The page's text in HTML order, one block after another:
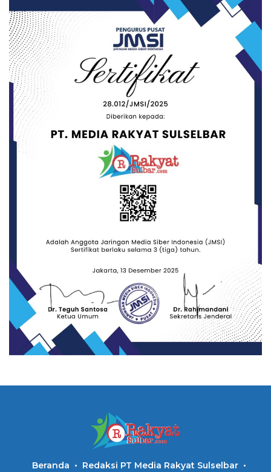
Beranda Redaksi PT Media Rakyat Sulselbar